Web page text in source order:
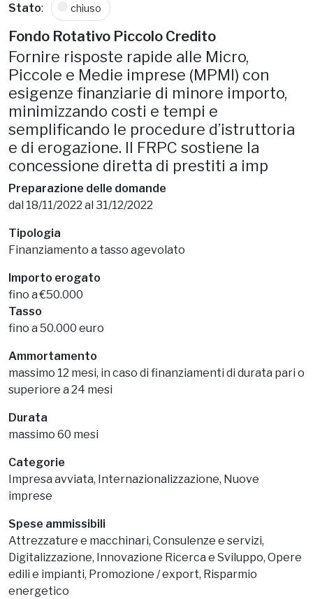
Stato: chiuso
Fondo Rotativo Piccolo Credito
Fornire risposte rapide alle Micro,
Piccole e Medie imprese (MPMI) con
esigenze finanziarie di minore importo,
minimizzando costi e tempi e
semplificando le procedure d’istruttoria
e di erogazione. Il FRPC sostiene la
concessione diretta di prestiti a imp
Preparazione delle domande
dal 18/11/2022 al 31/12/2022
Tipologia
Finanziamento a tasso agevolato
Importo erogato
fino a €50.000
Tasso
fino a 50.000 euro
Ammortamento
massimo 12 mesi, in caso di finanziamenti di durata pari o
superiore a 24 mesi
Durata
massimo 60 mesi
Categorie
Impresa avviata, Internazionalizzazione, Nuove
imprese
Spese ammissibili
Attrezzature e macchinari, Consulenze e servizi,
Digitalizzazione, Innovazione Ricerca e Sviluppo, Opere
edili e impianti, Promozione / export, Risparmio
energetico